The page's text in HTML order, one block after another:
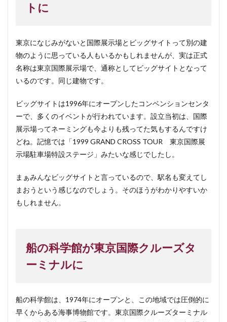
トに
東京になじみがないと国際展示場とビッグサイトって別の建
物のように思っている人もいるかもしれませんが、実は正式
名称は東京国際展示場で、通称としてビッグサイトとなって
いるのです。同じ建物です。
ビッグサイトは1996年にオープンしたコンベンションセンタ
ーで、多くのイベントが行われています。設立当初は、国際
展示場ってネーミングも今よりも残ってた気もするんですけ
どね。記憶では「1999 GRAND CROSS TOUR 東京国際展
示場駐車場特設ステージ」みたいな感じでしたし。
まぁみんなビッグサイトと言っているので、駅名も変えてし
まおうという感じなのでしょう。そのほうがわかりやすいか
もしれません。
船の科学館が東京国際クルーズタ
ーミナルに
船の科学館は、1974年にオープンと、この地域では圧倒的に
早くからある海事博物館です。東京国際クルーズターミナル